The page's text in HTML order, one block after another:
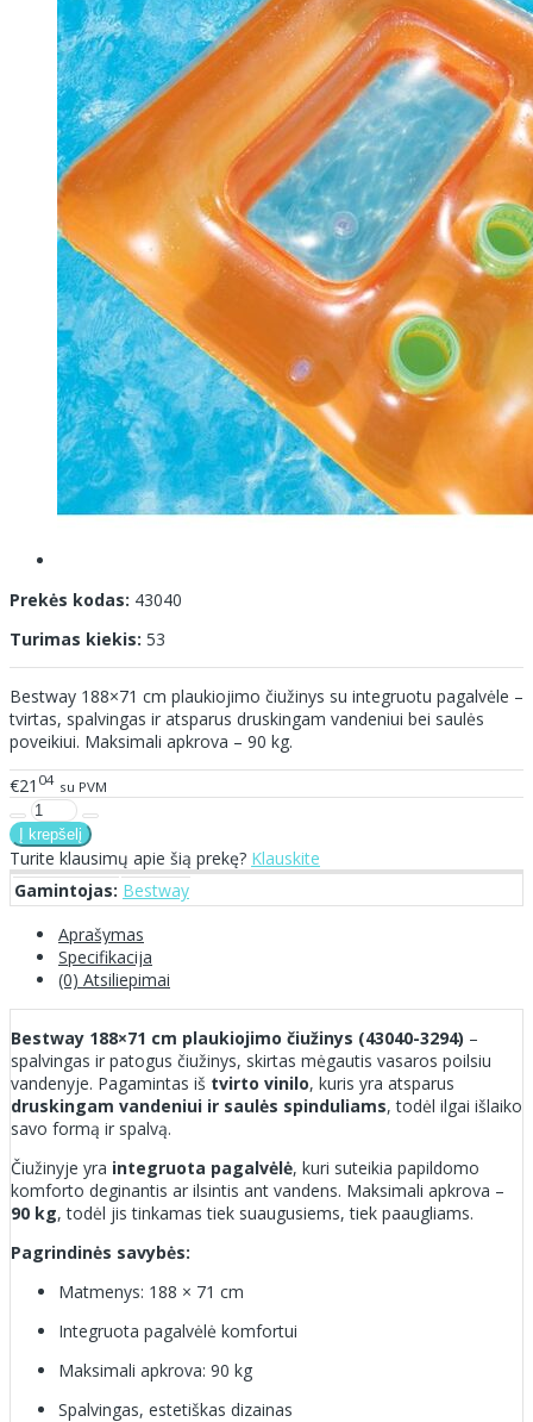
Prekės kodas: 43040
Turimas kiekis: 53
Bestway 188×71 cm plaukiojimo čiužinys su integruotu pagalvėle –
tvirtas, spalvingas ir atsparus druskingam vandeniui bei saulės
poveikiui. Maksimali apkrova – 90 kg.
€21 04 su PVM
Turite klausimų apie šią prekę? Klauskite
Gamintojas: Bestway
Aprašymas
Specifikacija
(0) Atsiliepimai
Bestway 188×71 cm plaukiojimo čiužinys (43040-3294) –
spalvingas ir patogus čiužinys, skirtas mėgautis vasaros poilsiu
vandenyje. Pagamintas iš tvirto vinilo, kuris yra atsparus
druskingam vandeniui ir saulės spinduliams, todėl ilgai išlaiko
savo formą ir spalvą.
Čiužinyje yra integruota pagalvėlė, kuri suteikia papildomo
komforto deginantis ar ilsintis ant vandens. Maksimali apkrova –
90 kg, todėl jis tinkamas tiek suaugusiems, tiek paaugliams.
Pagrindinės savybės:
Matmenys: 188 × 71 cm
Integruota pagalvėlė komfortui
Maksimali apkrova: 90 kg
Spalvingas, estetiškas dizainas